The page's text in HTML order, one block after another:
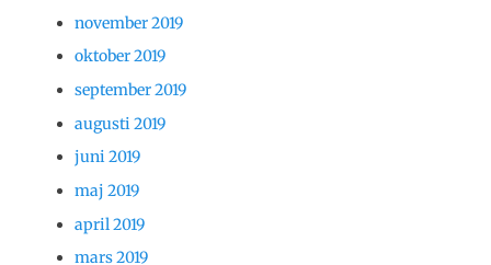
november 2019
oktober 2019
september 2019
augusti 2019
juni 2019
maj 2019
april 2019
mars 2019